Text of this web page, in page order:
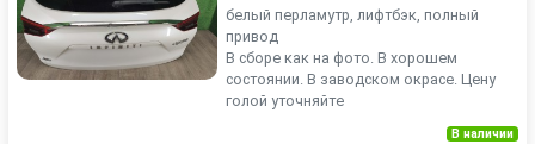
белый перламутр, лифтбэк, полный
привод
В сборе как на фото. В хорошем
состоянии. В заводском окрасе. Цену
голой уточняйте
В наличии